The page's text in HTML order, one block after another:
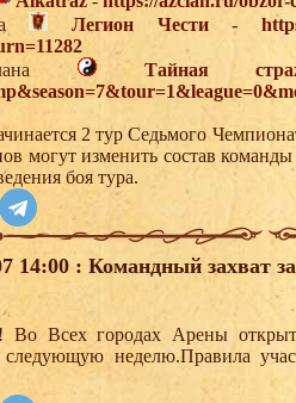
Легион Чести-
Тайная
2 тур Седьмого
могут изменить состав
боя тура.
14:00 : Командный захват
Во Всех городах Арены
следующую неделю.Правила